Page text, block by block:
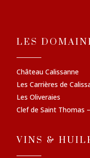
LES
Château Calissanne
Les Carrières de
Les Oliveraies
Clef de Saint Thomas
VINS &